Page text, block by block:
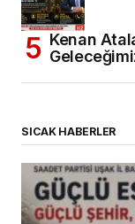
Kenan
SICAK HABERLER